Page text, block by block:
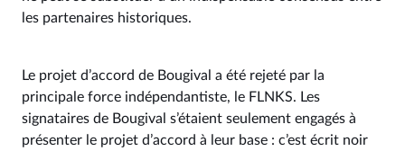
les partenaires historiques.
Le projet d’accord de Bougival a été rejeté par la
principale force indépendantiste, le FLNKS. Les
signataires de Bougival s’étaient seulement engagés à
présenter le projet d’accord à leur base : c’est écrit noir